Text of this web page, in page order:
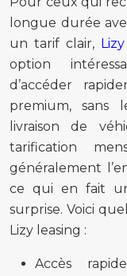
longue durée
un tarif clair,
option
d’accéder
premium, sans
livraison de
tarification
généralement
ce qui en fait
surprise. Voici
Lizy leasing :
Accès